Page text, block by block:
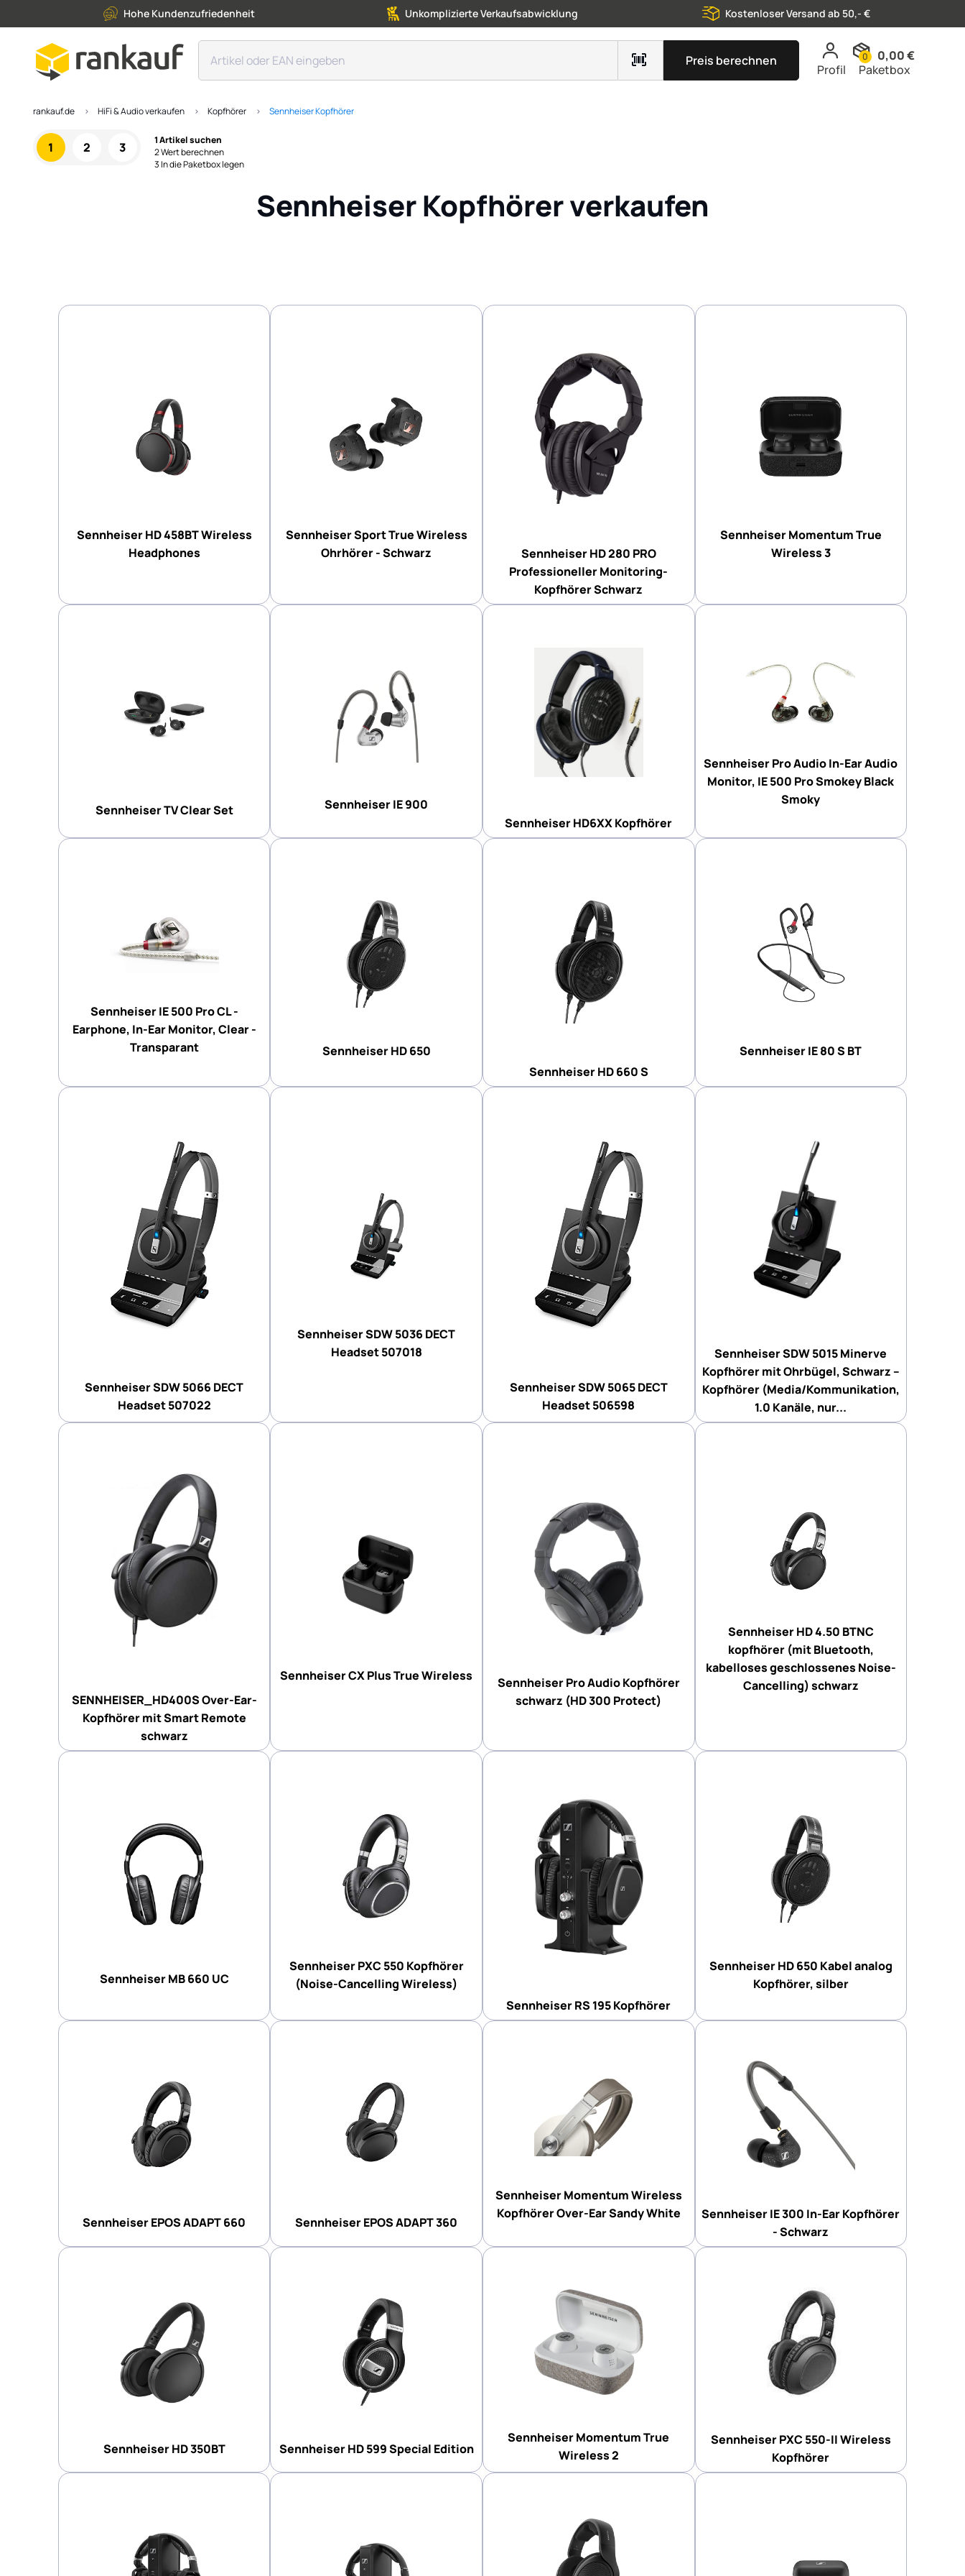
Hohe Kundenzufriedenheit Unkomplizierte Verkaufsabwicklung Kostenloser Versand ab 50,- €
Preis berechnen
Profil
0
0,00 €
Paketbox
rankauf.de HiFi & Audio verkaufen Kopfhörer Sennheiser Kopfhörer
1 2 3
1 Artikel suchen
2 Wert berechnen
3 In die Paketbox legen
Sennheiser Kopfhörer verkaufen
Sennheiser HD 458BT Wireless
Headphones
Sennheiser Sport True Wireless
Ohrhörer - Schwarz
Sennheiser HD 280 PRO
Professioneller Monitoring-
Kopfhörer Schwarz
Sennheiser Momentum True
Wireless 3
Sennheiser TV Clear Set
Sennheiser IE 900
Sennheiser HD6XX Kopfhörer
Sennheiser Pro Audio In-Ear Audio
Monitor, IE 500 Pro Smokey Black
Smoky
Sennheiser IE 500 Pro CL -
Earphone, In-Ear Monitor, Clear -
Transparant
Sennheiser HD 650
Sennheiser HD 660 S
Sennheiser IE 80 S BT
Sennheiser SDW 5066 DECT
Headset 507022
Sennheiser SDW 5036 DECT
Headset 507018
Sennheiser SDW 5065 DECT
Headset 506598
Sennheiser SDW 5015 Minerve
Kopfhörer mit Ohrbügel, Schwarz –
Kopfhörer (Media/Kommunikation,
1.0 Kanäle, nur...
SENNHEISER_HD400S Over-Ear-
Kopfhörer mit Smart Remote
schwarz
Sennheiser CX Plus True Wireless
Sennheiser Pro Audio Kopfhörer
schwarz (HD 300 Protect)
Sennheiser HD 4.50 BTNC
kopfhörer (mit Bluetooth,
kabelloses geschlossenes Noise-
Cancelling) schwarz
Sennheiser MB 660 UC
Sennheiser PXC 550 Kopfhörer
(Noise-Cancelling Wireless)
Sennheiser RS 195 Kopfhörer
Sennheiser HD 650 Kabel analog
Kopfhörer, silber
Sennheiser EPOS ADAPT 660 Sennheiser EPOS ADAPT 360
Sennheiser Momentum Wireless
Kopfhörer Over-Ear Sandy White
Sennheiser IE 300 In-Ear Kopfhörer
- Schwarz
Sennheiser HD 350BT Sennheiser HD 599 Special Edition
Sennheiser Momentum True
Wireless 2
Sennheiser PXC 550-II Wireless
Kopfhörer